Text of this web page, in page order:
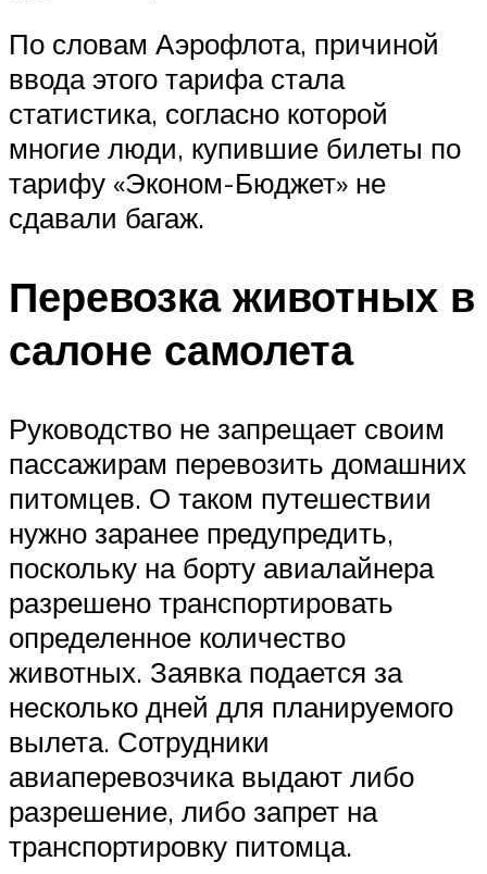
По словам Аэрофлота, причиной
ввода этого тарифа стала
статистика, согласно которой
многие люди, купившие билеты по
тарифу «Эконом-Бюджет» не
сдавали багаж.
Перевозка животных в
салоне самолета
Руководство не запрещает своим
пассажирам перевозить домашних
питомцев. О таком путешествии
нужно заранее предупредить,
поскольку на борту авиалайнера
разрешено транспортировать
определенное количество
животных. Заявка подается за
несколько дней для планируемого
вылета. Сотрудники
авиаперевозчика выдают либо
разрешение, либо запрет на
транспортировку питомца.